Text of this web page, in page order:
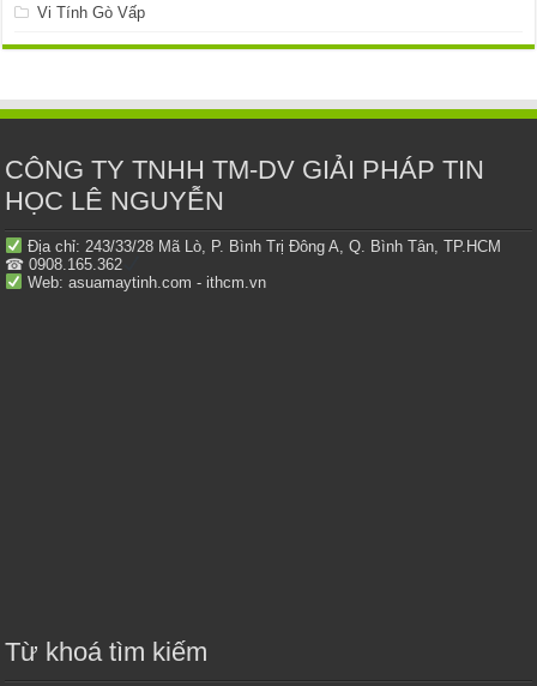
Vi Tính Gò Vấp
CÔNG TY TNHH TM-DV GIẢI PHÁP TIN
HỌC LÊ NGUYỄN
Địa chỉ: 243/33/28 Mã Lò, P. Bình Trị Đông A, Q. Bình Tân, TP.HCM
☎ 0908.165.362
Web: asuamaytinh.com - ithcm.vn
Từ khoá tìm kiếm